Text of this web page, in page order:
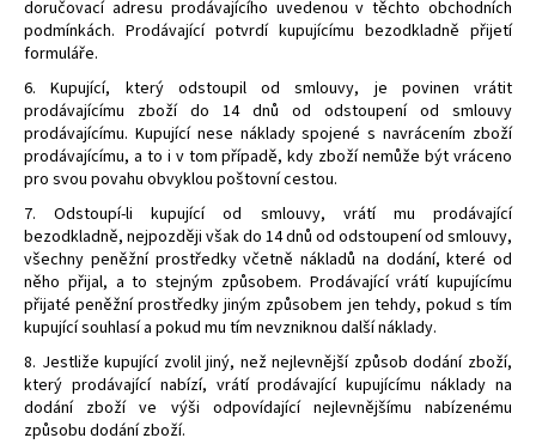
doručovací adresu prodávajícího uvedenou v těchto obchodních
podmínkách. Prodávající potvrdí kupujícímu bezodkladně přijetí
formuláře.
6. Kupující, který odstoupil od smlouvy, je povinen vrátit
prodávajícímu zboží do 14 dnů od odstoupení od smlouvy
prodávajícímu. Kupující nese náklady spojené s navrácením zboží
prodávajícímu, a to i v tom případě, kdy zboží nemůže být vráceno
pro svou povahu obvyklou poštovní cestou.
7. Odstoupí-li kupující od smlouvy, vrátí mu prodávající
bezodkladně, nejpozději však do 14 dnů od odstoupení od smlouvy,
všechny peněžní prostředky včetně nákladů na dodání, které od
něho přijal, a to stejným způsobem. Prodávající vrátí kupujícímu
přijaté peněžní prostředky jiným způsobem jen tehdy, pokud s tím
kupující souhlasí a pokud mu tím nevzniknou další náklady.
8. Jestliže kupující zvolil jiný, než nejlevnější způsob dodání zboží,
který prodávající nabízí, vrátí prodávající kupujícímu náklady na
dodání zboží ve výši odpovídající nejlevnějšímu nabízenému
způsobu dodání zboží.